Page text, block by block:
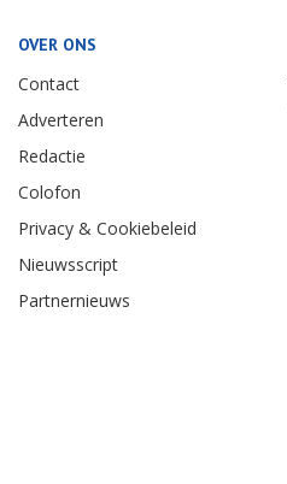
OVER ONS
Contact
Adverteren
Redactie
Colofon
Privacy & Cookiebeleid
Nieuwsscript
Partnernieuws